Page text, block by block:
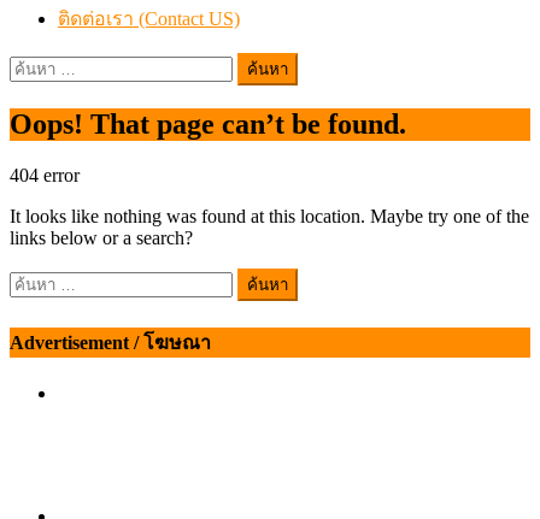
ติดต่อเรา (Contact US)
ค้นหา
Oops! That page can’t be found.
404 error
It looks like nothing was found at this location. Maybe try one of the
links below or a search?
ค้นหา
Advertisement / โฆษณา